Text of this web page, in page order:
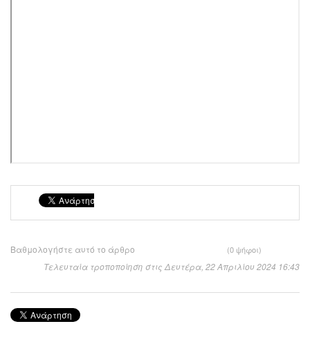
Βαθμολογήστε αυτό το άρθρο (0 ψήφοι)
Τελευταία τροποποίηση στις Δευτέρα, 22 Απριλίου 2024 16:43